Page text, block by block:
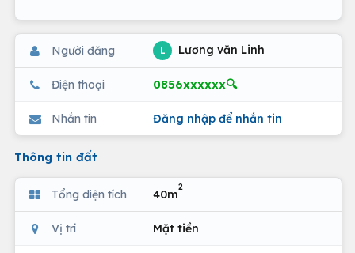
Người đăng L Lương văn Linh
Điện thoại 0856xxxxxx🔍
Nhắn tin Đăng nhập để nhắn tin
Thông tin đất
Tổng diện tích 40m
2
Vị trí Mặt tiền